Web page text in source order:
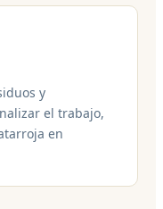
y
el trabajo,
en